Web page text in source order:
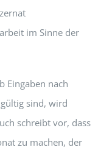
im Sinne der
Eingaben nach
sind, wird
schreibt vor, dass
zu machen, der